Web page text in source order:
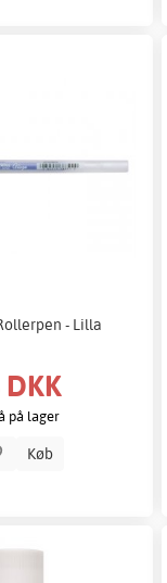
- Lilla
DKK
på lager
Køb